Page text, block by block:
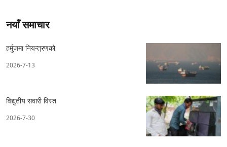
नयाँ समाचार
हर्मुजमा नियन्त्रणको
2026-7-13
विद्युतीय सवारी विस्त
2026-7-30